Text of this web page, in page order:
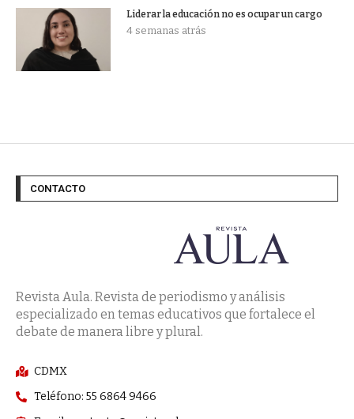
Liderar la educación no es ocupar un cargo
4 semanas atrás
CONTACTO
Revista Aula. Revista de periodismo y análisis
especializado en temas educativos que fortalece el
debate de manera libre y plural.
CDMX
Teléfono: 55 6864 9466